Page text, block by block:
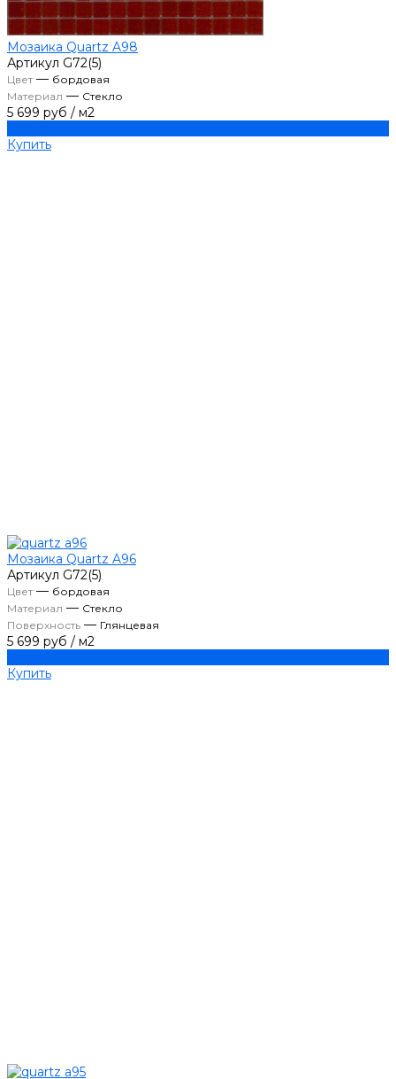
Мозаика Quartz A98
Артикул G72(5)
Цвет— бордовая
Материал — Стекло
5 699 руб / м2
Купить
Мозаика Quartz A96
Артикул G72(5)
Цвет— бордовая
Материал — Стекло
Поверхность — Глянцевая
5 699 руб / м2
Купить